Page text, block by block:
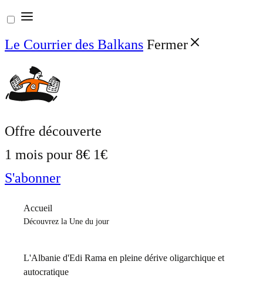
Aller
au
contenu
Le Courrier des Balkans Fermer
Offre découverte
1 mois pour 8€ 1€
S'abonner
Accueil
Découvrez la Une du jour
L'Albanie d'Edi Rama en pleine dérive oligarchique et
autocratique